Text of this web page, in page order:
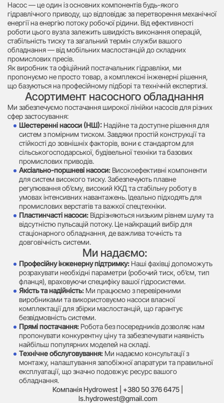
Насос — це один із основних компонентів будь-якого
гідравлічного приводу, що відповідає за перетворення механічної
енергії на енергію потоку робочої рідини. Від ефективності
роботи цього вузла залежить швидкість виконання операцій,
стабільність тиску та загальний термін служби вашого
обладнання — від мобільних маслостанцій до складних
промислових пресів.
Як виробник та офіційний постачальник гідравліки, ми
пропонуємо не просто товар, а комплексні інженерні рішення,
що базуються на професійному підборі та технічній експертизі.
Асортимент насосного обладнання
Ми забезпечуємо постачання широкої лінійки насосів для різних
сфер застосування:
Шестеренні насоси (НШ): Надійне та доступне рішення для
систем з помірним тиском. Завдяки простій конструкції та
стійкості до зовнішніх факторів, вони є стандартом для
сільськогосподарської, будівельної техніки та базових
промислових приводів.
Аксіально-поршневі насоси: Високоефективні компоненти
для систем високого тиску. Забезпечують плавне
регулювання об’єму, високий ККД та стабільну роботу в
умовах інтенсивних навантажень. Ідеально підходять для
промислових верстатів та важкої спецтехніки.
Пластинчасті насоси: Відрізняються низьким рівнем шуму та
відсутністю пульсацій потоку. Це найкращий вибір для
стаціонарного обладнання, де важлива точність та
довговічність системи.
Ми надаємо:
Професійну інженерну підтримку: Наші фахівці допоможуть
розрахувати необхідні параметри (робочий тиск, об’єм, тип
фланця), враховуючи специфіку вашої гідросистеми.
Якість та надійність: Ми працюємо з перевіреними
виробниками та використовуємо насоси власної
комплектації для збірки маслостанцій, що гарантує
безвідмовність системи.
Прямі постачання: Робота без посередників дозволяє нам
пропонувати конкурентну ціну та забезпечувати наявність
найбільш популярних моделей на складі.
Технічне обслуговування: Ми надаємо консультації з
монтажу, налаштування запобіжної апаратури та правильної
експлуатації, що значно подовжує ресурс вашого
обладнання.
Компанія Hydrowest | +380 50 376 6475 |
ls.hydrowest@gmail.com